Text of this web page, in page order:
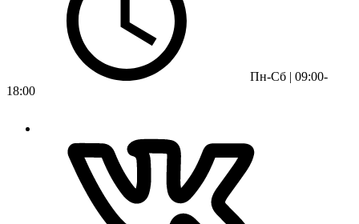
Пн-Сб | 09:00-
18:00